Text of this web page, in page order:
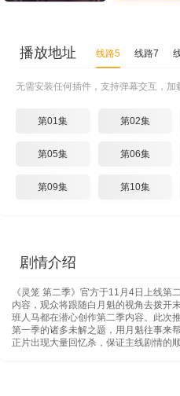
播放地址 线路5 线路7
无需安装任何插件，支持弹幕交互，加
第01集 第02集
第05集 第06集
第09集 第10集
剧情介绍
《灵笼 第二季》官方于11月4日上线第
内容，观众将跟随白月魁的视角去拨开
班人马都在潜心创作第二季内容。此次
第一季的诸多未解之题，用月魁往事来
正片出现大量回忆杀，保证主线剧情的顺